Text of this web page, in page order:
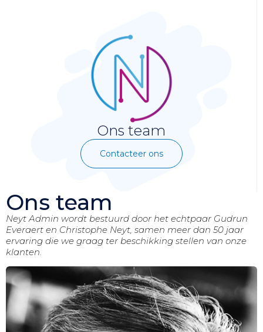
Ons team
Contacteer ons
Ons team
Neyt Admin wordt bestuurd door het echtpaar Gudrun
Everaert en Christophe Neyt, samen meer dan 50 jaar
ervaring die we graag ter beschikking stellen van onze
klanten.